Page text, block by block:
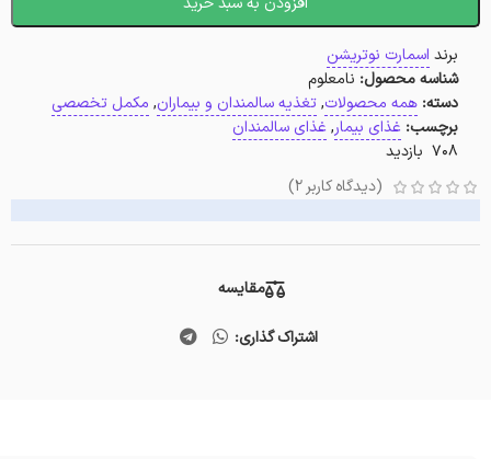
برند اسمارت نوتریشن
شناسه محصول: نامعلوم
دسته: همه محصولات,تغذیه سالمندان و بیماران, مکمل تخصصی
برچسب: غذای بیمار, غذای سالمندان
708 بازدید
(دیدگاه کاربر 2
)
مقایسه
اشتراک گذاری: